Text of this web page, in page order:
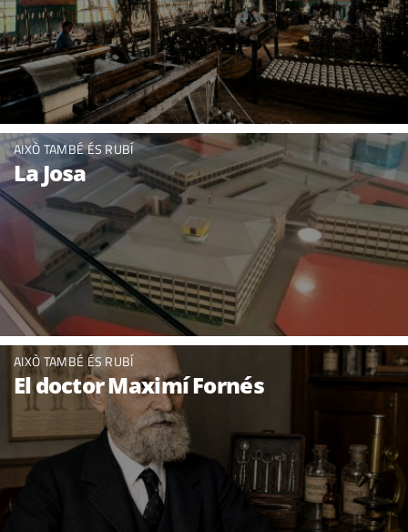
AIXÒ TAMBÉ ÉS RUBÍ
La Josa
AIXÒ TAMBÉ ÉS RUBÍ
El doctor Maximí Fornés